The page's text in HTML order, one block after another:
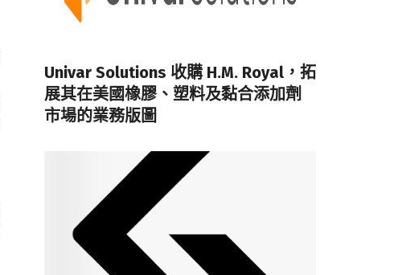
Univar Solutions 收購 H.M. Royal，拓
展其在美國橡膠、塑料及黏合添加劑
市場的業務版圖